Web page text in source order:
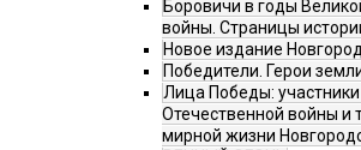
Боровичи в годы
войны. Страницы
Новое издание
Победители. Герои
Лица Победы:
Отечественной войны и
мирной жизни